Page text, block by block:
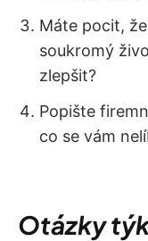
Máte pocit,
soukromý
zlepšit?
Popište
co se vám
Otázky